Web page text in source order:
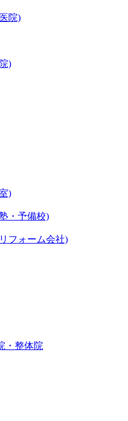
院)
)
)
・予備校)
フォーム会社)
・整体院